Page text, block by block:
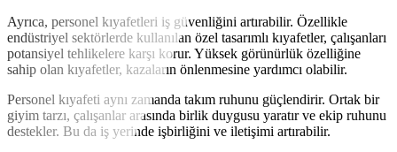
Ayrıca, personel kıyafetleri iş güvenliğini artırabilir. Özellikle
endüstriyel sektörlerde kullanılan özel tasarımlı kıyafetler, çalışanları
potansiyel tehlikelere karşı korur. Yüksek görünürlük özelliğine
sahip olan kıyafetler, kazaların önlenmesine yardımcı olabilir.
Personel kıyafeti aynı zamanda takım ruhunu güçlendirir. Ortak bir
giyim tarzı, çalışanlar arasında birlik duygusu yaratır ve ekip ruhunu
destekler. Bu da iş yerinde işbirliğini ve iletişimi artırabilir.